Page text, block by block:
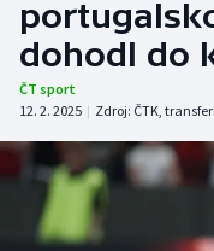
Tenis
Atletika
Cyklistika
DALŠÍ SPORTY
dohodl do
ČT sport
12. 2. 2025 | Zdroj: ČTK,